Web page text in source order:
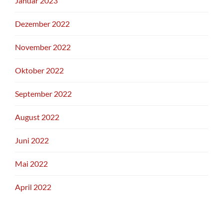
Dezember 2022
November 2022
Oktober 2022
September 2022
August 2022
Juni 2022
Mai 2022
April 2022